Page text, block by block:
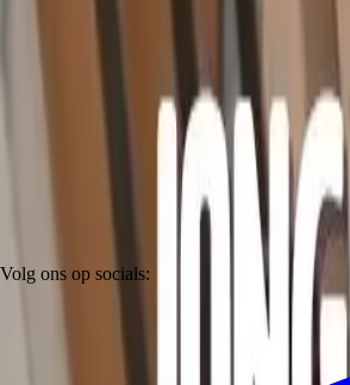
Volg ons op socials: